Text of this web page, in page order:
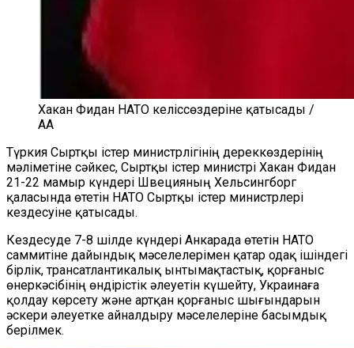
Хакан Фидан НАТО келіссөздеріне қатысады /
AA
Түркия Сыртқы істер министрлігінің дереккөздерінің
мәліметіне сәйкес, Сыртқы істер министрі Хакан Фидан
21-22 мамыр күндері Швецияның Хельсингборг
қаласында өтетін НАТО Сыртқы істер министрлері
кездесуіне қатысады.
Кездесуде 7-8 шілде күндері Анкарада өтетін НАТО
саммитіне дайындық мәселелерімен қатар одақ ішіндегі
бірлік, трансатлантикалық ынтымақтастық, қорғаныс
өнеркәсібінің өндірістік әлеуетін күшейту, Украинаға
қолдау көрсету және артқан қорғаныс шығындарын
әскери әлеуетке айналдыру мәселелеріне басымдық
берілмек.